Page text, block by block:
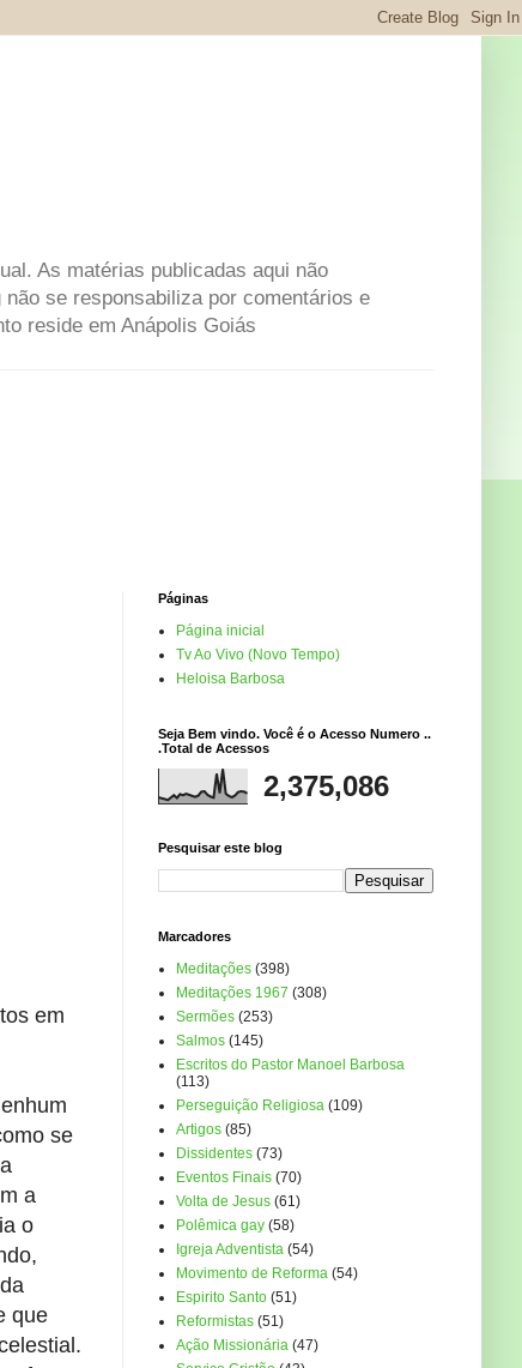
As matérias publicadas aqui não
se responsabiliza por comentários e
reside em Anápolis Goiás
em
se
a
o
que
Páginas
Página inicial
Tv Ao Vivo (Novo Tempo)
Heloisa Barbosa
Seja Bem vindo. Você é o Acesso Numero ..
.Total de Acessos
2,375,086
Pesquisar este blog
Marcadores
Meditações (398)
Meditações 1967 (308)
Sermões (253)
Salmos (145)
Escritos do Pastor Manoel Barbosa
(113)
Perseguição Religiosa (109)
Artigos (85)
Dissidentes (73)
Eventos Finais (70)
Volta de Jesus (61)
Polêmica gay (58)
Igreja Adventista (54)
Movimento de Reforma (54)
Espirito Santo (51)
Reformistas (51)
Ação Missionária (47)